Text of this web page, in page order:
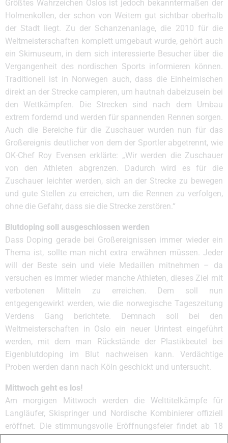
Größtes Wahrzeichen Oslos ist jedoch bekanntermaßen der
Holmenkollen, der schon von Weitem gut sichtbar oberhalb
der Stadt liegt. Zu der Schanzenanlage, die 2010 für die
Weltmeisterschaften komplett umgebaut wurde, gehört auch
ein Skimuseum, in dem sich interessierte Besucher über die
Vergangenheit des nordischen Sports informieren können.
Traditionell ist in Norwegen auch, dass die Einheimischen
direkt an der Strecke campieren, um hautnah dabeizusein bei
den Wettkämpfen. Die Strecken sind nach dem Umbau
extrem fordernd und werden für spannenden Rennen sorgen.
Auch die Bereiche für die Zuschauer wurden nun für das
Großereignis deutlicher von dem der Sportler abgetrennt, wie
OK-Chef Roy Evensen erklärte: „Wir werden die Zuschauer
von den Athleten abgrenzen. Dadurch wird es für die
Zuschauer leichter werden, sich an der Strecke zu bewegen
und gute Stellen zu erreichen, um die Rennen zu verfolgen,
ohne die Gefahr, dass sie die Strecke zerstören.“
Blutdoping soll ausgeschlossen werden
Dass Doping gerade bei Großereignissen immer wieder ein
Thema ist, sollte man nicht extra erwähnen müssen. Jeder
will der Beste sein und viele Medaillen mitnehmen – da
versuchen es immer wieder manche Athleten, dieses Ziel mit
verbotenen Mitteln zu erreichen. Dem soll nun
entgegengewirkt werden, wie die norwegische Tageszeitung
Verdens Gang berichtete. Demnach soll bei den
Weltmeisterschaften in Oslo ein neuer Urintest eingeführt
werden, mit dem man Rückstände der Plastikbeutel bei
Eigenblutdoping im Blut nachweisen kann. Verdächtige
Proben werden dann nach Köln geschickt und untersucht.
Mittwoch geht es los!
Am morgigen Mittwoch werden die Welttitelkämpfe für
Langläufer, Skispringer und Nordische Kombinierer offiziell
eröffnet. Die stimmungsvolle Eröffnungsfeier findet ab 18